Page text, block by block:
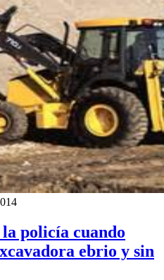
policía cuando
ebrio y sin